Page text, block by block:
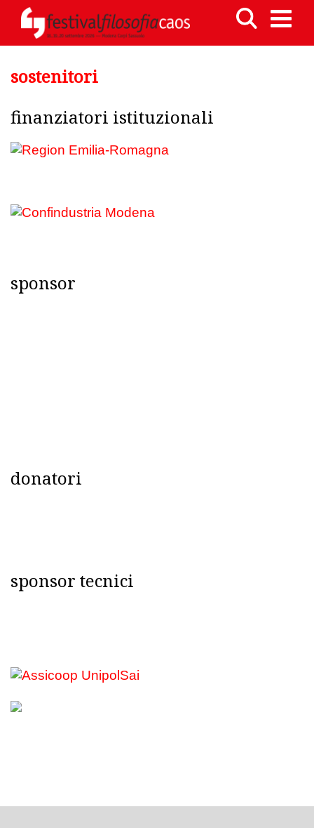
sostenitori
finanziatori istituzionali
sponsor
donatori
sponsor tecnici